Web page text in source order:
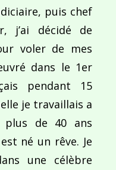
puis chef
j’ai décidé de
voler de mes
dans le 1er
pendant 15
je travaillais a
plus de 40 ans
né un rêve. Je
une célèbre